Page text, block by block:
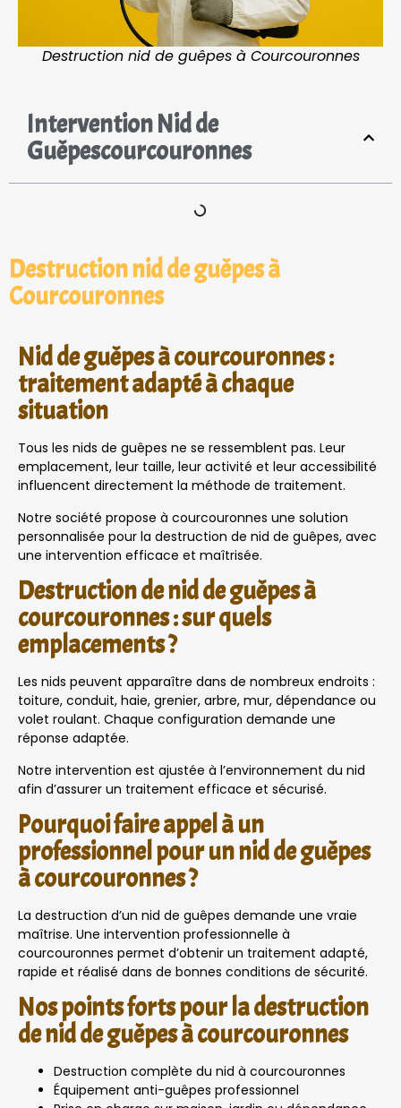
Destruction nid de guêpes à Courcouronnes
Intervention Nid de
Guêpescourcouronnes
Destruction nid de guêpes à
Courcouronnes
Nid de guêpes à courcouronnes :
traitement adapté à chaque
situation
Tous les nids de guêpes ne se ressemblent pas. Leur
emplacement, leur taille, leur activité et leur accessibilité
influencent directement la méthode de traitement.
Notre société propose à courcouronnes une solution
personnalisée pour la destruction de nid de guêpes, avec
une intervention efficace et maîtrisée.
Destruction de nid de guêpes à
courcouronnes : sur quels
emplacements ?
Les nids peuvent apparaître dans de nombreux endroits :
toiture, conduit, haie, grenier, arbre, mur, dépendance ou
volet roulant. Chaque configuration demande une
réponse adaptée.
Notre intervention est ajustée à l’environnement du nid
afin d’assurer un traitement efficace et sécurisé.
Pourquoi faire appel à un
professionnel pour un nid de guêpes
à courcouronnes ?
La destruction d’un nid de guêpes demande une vraie
maîtrise. Une intervention professionnelle à
courcouronnes permet d’obtenir un traitement adapté,
rapide et réalisé dans de bonnes conditions de sécurité.
Nos points forts pour la destruction
de nid de guêpes à courcouronnes
Destruction complète du nid à courcouronnes
Équipement anti-guêpes professionnel